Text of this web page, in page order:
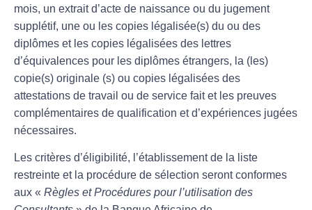
mois, un extrait d’acte de naissance ou du jugement
supplétif, une ou les copies légalisée(s) du ou des
diplômes et les copies légalisées des lettres
d’équivalences pour les diplômes étrangers, la (les)
copie(s) originale (s) ou copies légalisées des
attestations de travail ou de service fait et les preuves
complémentaires de qualification et d’expériences jugées
nécessaires.
Les critères d’éligibilité, l’établissement de la liste
restreinte et la procédure de sélection seront conformes
aux « Règles et Procédures pour l’utilisation des